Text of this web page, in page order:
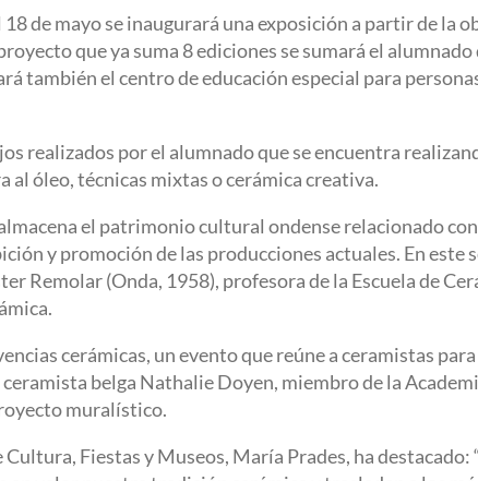
18 de mayo se inaugurará una exposición a partir de la
que ya suma 8 ediciones se sumará el alumnado
también el centro de educación especial para
realizados por el alumnado que se encuentra
al óleo, técnicas mixtas o cerámica creativa.
el patrimonio cultural ondense relacionado
y promoción de las producciones actuales. En este
Remolar (Onda, 1958), profesora de la Escuela de
cerámicas, un evento que reúne a ceramistas
belga Nathalie Doyen, miembro de la
muralístico.
Fiestas y Museos, María Prades, ha destacado: